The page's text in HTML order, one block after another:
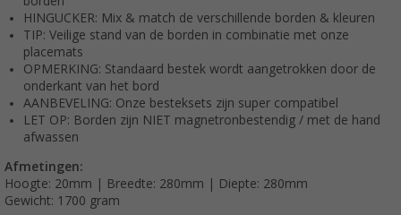
HINGUCKER: Mix & match de verschillende borden & kleuren
TIP: Veilige stand van de borden in combinatie met onze
placemats
OPMERKING: Standaard bestek wordt aangetrokken door de
onderkant van het bord
AANBEVELING: Onze besteksets zijn super compatibel
LET OP: Borden zijn NIET magnetronbestendig / met de hand
afwassen
Afmetingen:
Hoogte: 20mm | Breedte: 280mm | Diepte: 280mm
Gewicht: 1700 gram